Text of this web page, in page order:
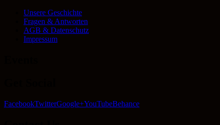
Unsere Geschichte
Fragen & Antworten
AGB & Datenschutz
Impressum
FacebookTwitterGoogle+YouTubeBehance